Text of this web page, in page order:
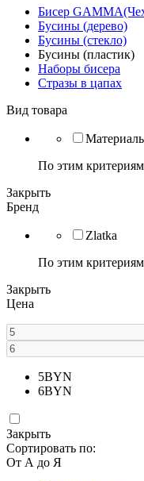
Бисер
Бусины (дерево)
Бусины (стекло)
Бусины (пластик)
Наборы бисера
Стразы в цапах
Вид товара
По этим
Закрыть
Бренд
Zlatka
По этим
Закрыть
Цена
5BYN
6BYN
Закрыть
Сортировать по:
От А до Я